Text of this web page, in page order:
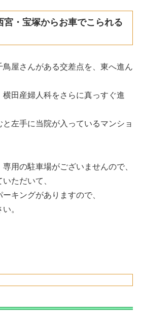
宮・宝塚からお車でこられる
屋さんがある交差点を、東へ進ん
田産婦人科をさらに真っすぐ進
左手に当院が入っているマンショ
用の駐車場がございませんので、
ただいて、
キングがありますので、
。